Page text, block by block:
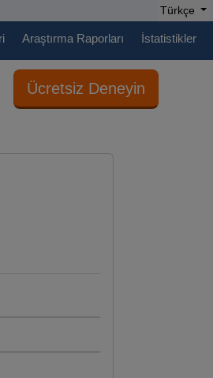
Türkçe
Araştırma Raporları İstatistikler
Ücretsiz Deneyin